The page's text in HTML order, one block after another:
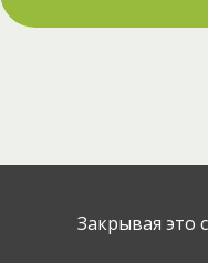
Закрывая это